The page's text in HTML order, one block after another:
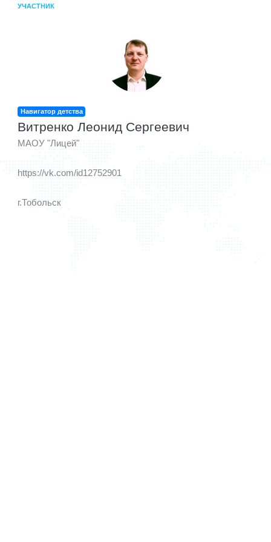
УЧАСТНИК
Навигатор детства
Витренко Леонид Сергеевич
МАОУ "Лицей"
https://vk.com/id12752901
г.Тобольск